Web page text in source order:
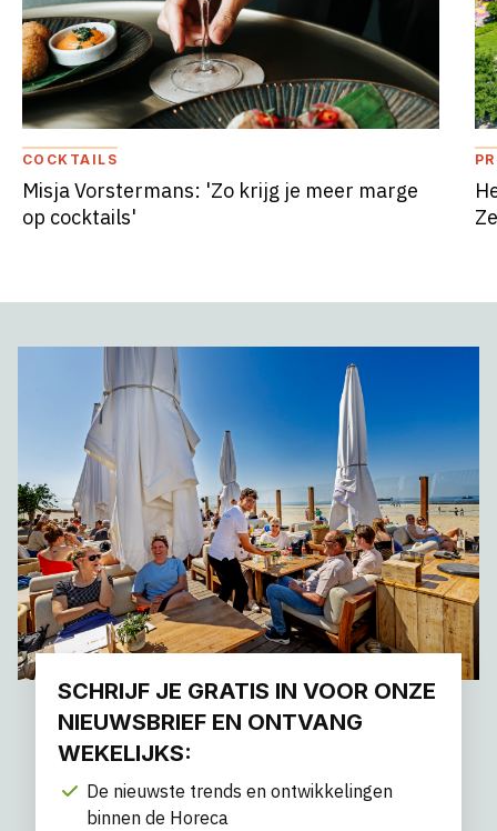
COCKTAILS
Misja Vorstermans: 'Zo krijg je meer marge
op cocktails'
SCHRIJF JE GRATIS IN VOOR ONZE
NIEUWSBRIEF EN ONTVANG
WEKELIJKS:
De nieuwste trends en ontwikkelingen
binnen de Horeca